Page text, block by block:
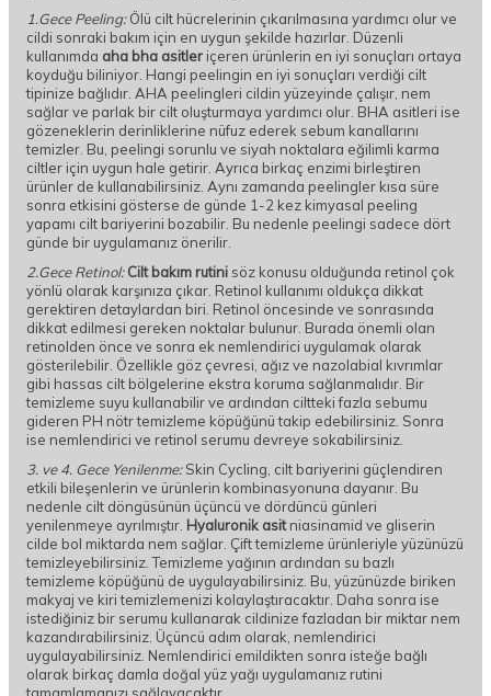
1.Gece Peeling:Ölü cilt hücrelerinin çıkarılmasına yardımcı olur ve
cildi sonraki bakım için en uygun şekilde hazırlar. Düzenli
kullanımda aha bha asitler içeren ürünlerin en iyi sonuçları ortaya
koyduğu biliniyor. Hangi peelingin en iyi sonuçları verdiği cilt
tipinize bağlıdır. AHA peelingleri cildin yüzeyinde çalışır, nem
sağlar ve parlak bir cilt oluşturmaya yardımcı olur. BHA asitleri ise
gözeneklerin derinliklerine nüfuz ederek sebum kanallarını
temizler. Bu, peelingi sorunlu ve siyah noktalara eğilimli karma
ciltler için uygun hale getirir. Ayrıca birkaç enzimi birleştiren
ürünler de kullanabilirsiniz. Aynı zamanda peelingler kısa süre
sonra etkisini gösterse de günde 1-2 kez kimyasal peeling
yapamı cilt bariyerini bozabilir. Bu nedenle peelingi sadece dört
günde bir uygulamanız önerilir.
2.Gece Retinol: Cilt bakım rutini söz konusu olduğunda retinol çok
yönlü olarak karşınıza çıkar. Retinol kullanımı oldukça dikkat
gerektiren detaylardan biri. Retinol öncesinde ve sonrasında
dikkat edilmesi gereken noktalar bulunur. Burada önemli olan
retinolden önce ve sonra ek nemlendirici uygulamak olarak
gösterilebilir. Özellikle göz çevresi, ağız ve nazolabial kıvrımlar
gibi hassas cilt bölgelerine ekstra koruma sağlanmalıdır. Bir
temizleme suyu kullanabilir ve ardından ciltteki fazla sebumu
gideren PH nötr temizleme köpüğünü takip edebilirsiniz. Sonra
ise nemlendirici ve retinol serumu devreye sokabilirsiniz.
3. ve 4. Gece Yenilenme:Skin Cycling, cilt bariyerini güçlendiren
etkili bileşenlerin ve ürünlerin kombinasyonuna dayanır. Bu
nedenle cilt döngüsünün üçüncü ve dördüncü günleri
yenilenmeye ayrılmıştır. Hyaluronik asitniasinamid ve gliserin
cilde bol miktarda nem sağlar. Çift temizleme ürünleriyle yüzünüzü
temizleyebilirsiniz. Temizleme yağının ardından su bazlı
temizleme köpüğünü de uygulayabilirsiniz. Bu, yüzünüzde biriken
makyaj ve kiri temizlemenizi kolaylaştıracaktır. Daha sonra ise
istediğiniz bir serumu kullanarak cildinize fazladan bir miktar nem
kazandırabilirsiniz. Üçüncü adım olarak, nemlendirici
uygulayabilirsiniz. Nemlendirici emildikten sonra isteğe bağlı
olarak birkaç damla doğal yüz yağı uygulamanız rutini